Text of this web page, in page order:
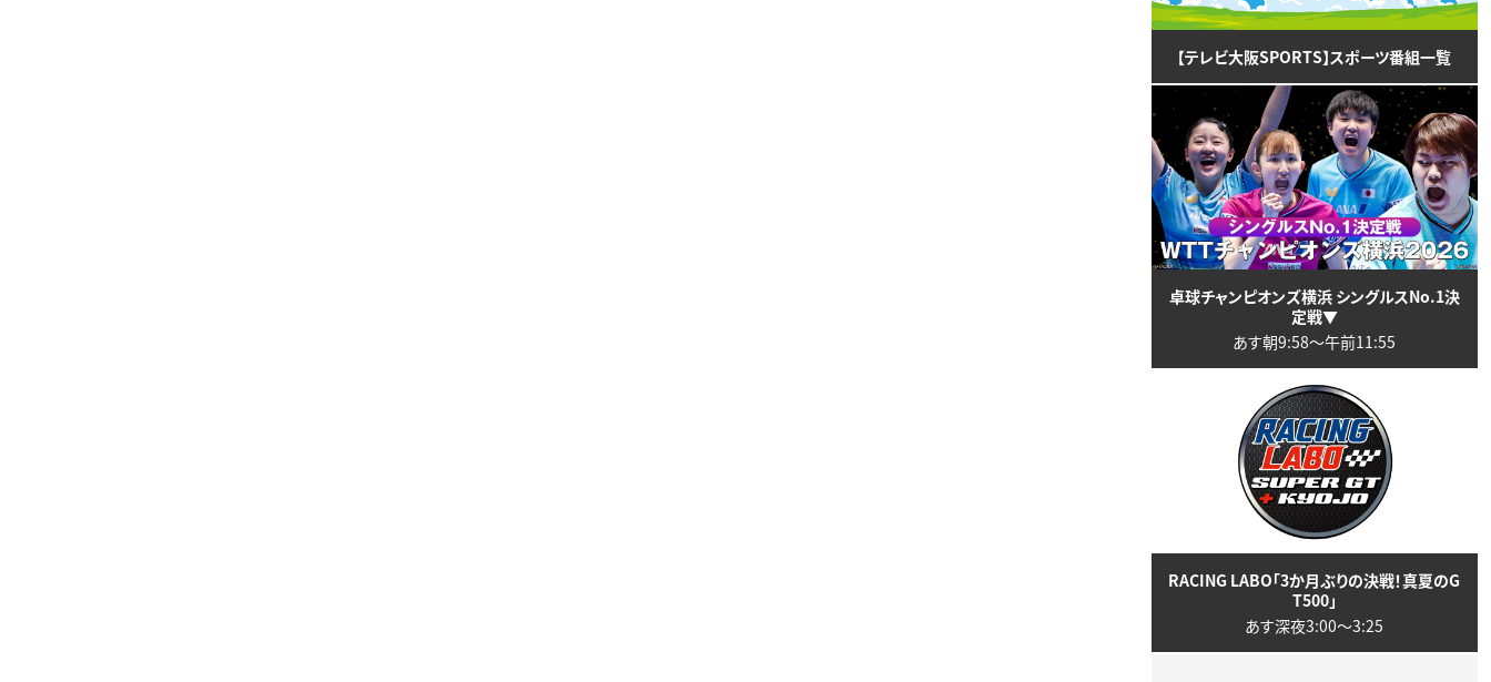
【テレビ大阪SPORTS】スポーツ番組一覧
卓球チャンピオンズ横浜 シングルスNo.1決
定戦▼
あす朝9:58〜午前11:55
RACING LABO「3か月ぶりの決戦！真夏のG
T500」
あす深夜3:00〜3:25